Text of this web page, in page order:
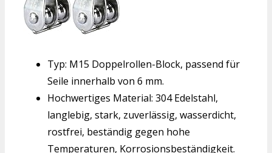
Typ: M15 Doppelrollen-Block, passend für
Seile innerhalb von 6 mm.
Hochwertiges Material: 304 Edelstahl,
langlebig, stark, zuverlässig, wasserdicht,
rostfrei, beständig gegen hohe
Temperaturen, Korrosionsbeständigkeit.